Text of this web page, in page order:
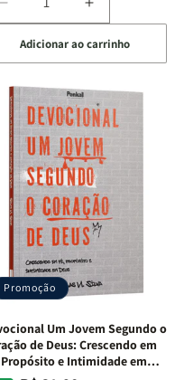
Diminuir
a
quantidade
de
Devocional
Café
com
Mulheres
da
Bíblia
Equipe
Teológica
Penkal
Aumentar
a
quantidade
de
Devocional
Café
com
Mulheres
da
Bíblia
|
Equipe
Teológica
Penkal
Adicionar ao carrinho
Promoção
Um Jovem Segundo o
de Deus: Crescendo em
Propósito e Intimidade em